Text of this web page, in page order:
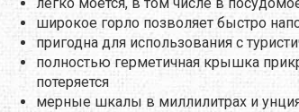
M-TOUR MSR
MCNETT MORA
NEW BALANCE NIKWAX
широкое горло позволяет быстро
пригодна для использования с
полностью герметичная крышка
потеряется
мерные шкалы в миллилитрах и